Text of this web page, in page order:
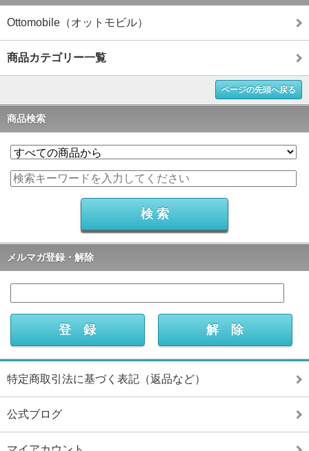
Ottomobile（オットモビル）
商品カテゴリー一覧
ページの先頭へ戻る
商品検索
メルマガ登録・解除
特定商取引法に基づく表記（返品など）
公式ブログ